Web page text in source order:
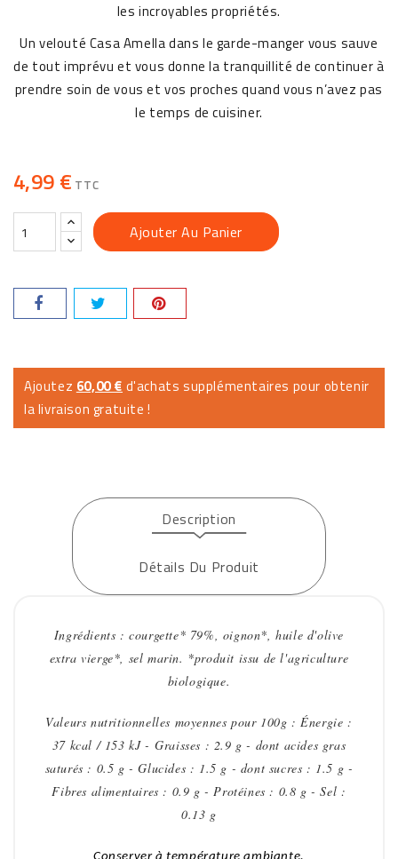
les incroyables propriétés.
Un velouté Casa Amella dans le garde-manger vous sauve
de tout imprévu et vous donne la tranquillité de continuer à
prendre soin de vous et vos proches quand vous n’avez pas
le temps de cuisiner.
4,99 € TTC
Ajouter Au Panier
Ajoutez 60,00 € d'achats supplémentaires pour obtenir
la livraison gratuite !
Description
Détails Du Produit
Ingrédients : courgette* 79%, oignon*, huile d'olive
extra vierge*, sel marin. *produit issu de l'agriculture
biologique.
Valeurs nutritionnelles moyennes pour 100g : Énergie :
37 kcal / 153 kJ - Graisses : 2.9 g - dont acides gras
saturés : 0.5 g - Glucides : 1.5 g - dont sucres : 1.5 g -
Fibres alimentaires : 0.9 g - Protéines : 0.8 g - Sel :
0.13 g